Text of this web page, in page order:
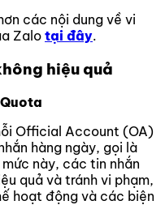
các nội dung về vi
Zalotại đây.
hiệu quả
Official Account (OA)
hàng ngày, gọi là
này, các tin nhắn
quả và tránh vi phạm,
hoạt động và các biện